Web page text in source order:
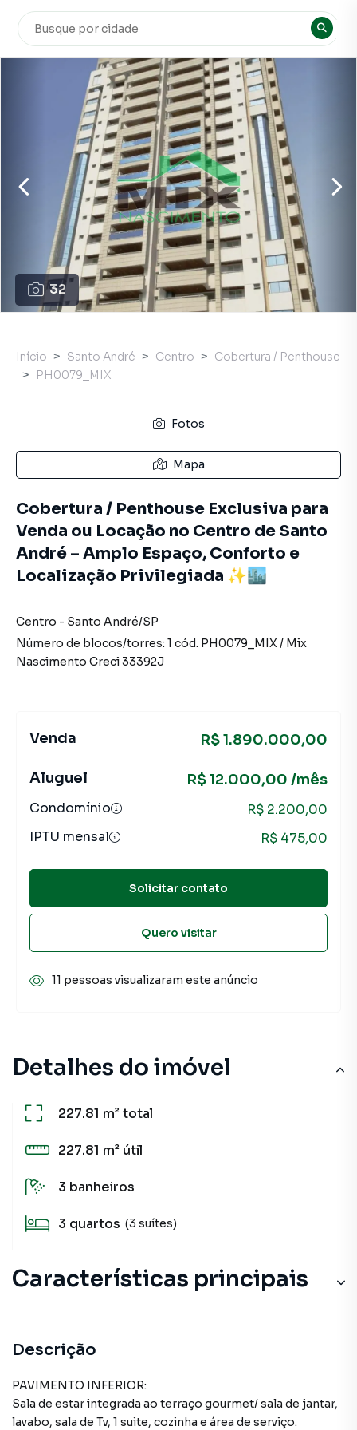
32
Detalhes do imóvel
227.81 m²total
227.81 m² útil
3 banheiros
3 quartos (3 suítes)
Características principais
Armário Suíte
Armário Banheiro
Lavanderia
Descrição
PAVIMENTO INFERIOR:
Sala de estar integrada ao terraço gourmet/ sala de jantar,
lavabo, sala de Tv, 1 suite, cozinha e área de serviço.
Início Santo André Centro
Cobertura / Penthouse
PH0079_MIX
Fotos
Mapa
Cobertura / Penthouse Exclusiva para
Venda ou Locação no Centro de Santo
André – Amplo Espaço, Conforto e
Localização Privilegiada ✨🏙️
Centro - Santo André/SP
Número de blocos/torres: 1 cód. PH0079_MIX/ Mix
Nascimento Creci33392J
Venda R$ 1.890.000,00
Aluguel R$ 12.000,00 /mês
Condomínio
R$ 2.200,00
IPTU mensal
R$ 475,00
Solicitar contato
Quero visitar
11 pessoas visualizaram este anúncio